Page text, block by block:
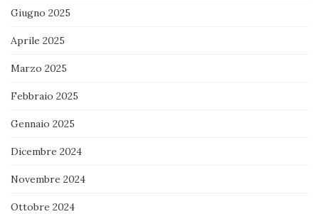
Giugno 2025
Aprile 2025
Marzo 2025
Febbraio 2025
Gennaio 2025
Dicembre 2024
Novembre 2024
Ottobre 2024